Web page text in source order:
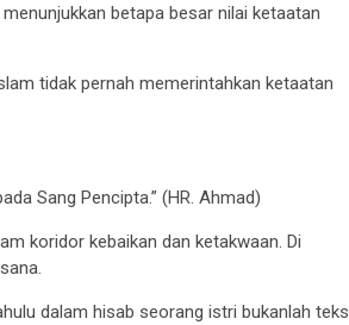
betapa besar nilai ketaatan
tidak pernah memerintahkan ketaatan
Sang Pencipta.” (HR. Ahmad)
koridor kebaikan dan ketakwaan. Di
dalam hisab seorang istri bukanlah teks